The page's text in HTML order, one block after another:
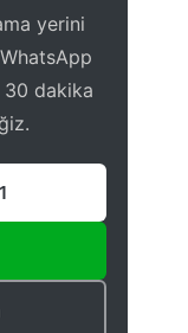
yerini
30 dakika